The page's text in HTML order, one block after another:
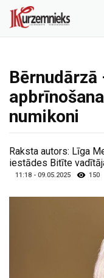
Bērnudārzā
numikoni
Raksta autors: Līga
iestādes Bitīte
11:18 - 09.05.2025 150